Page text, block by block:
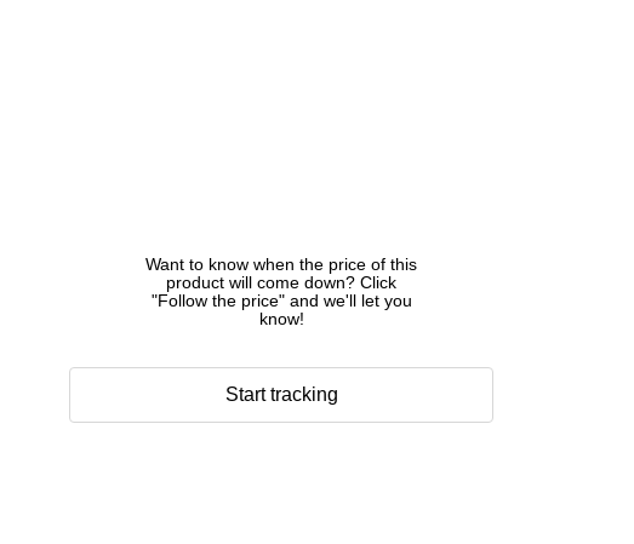
Want to know when the price of this
product will come down? Click
"Follow the price" and we'll let you
know!
Start tracking